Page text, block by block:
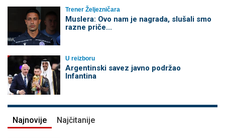
Trener Željezničara
Muslera: Ovo nam je nagrada, slušali smo
razne priče...
U reizboru
Argentinski savez javno podržao
Infantina
Najnovije Najčitanije